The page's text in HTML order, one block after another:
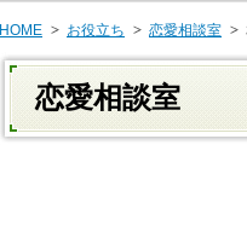
HOME お役立ち 恋愛相談室
恋愛相談室